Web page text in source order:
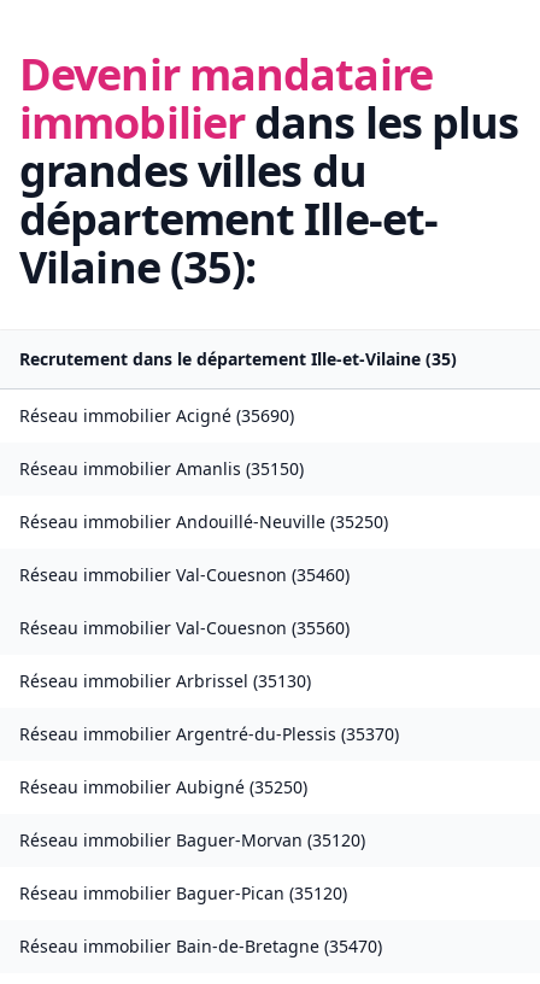
Devenir mandataire
immobilierdans les plus
grandes villes du
départementIlle-et-
Vilaine(35):
Recrutement dans le département Ille-et-Vilaine (35)
Réseau immobilier Acigné (35690)
Réseau immobilier Amanlis (35150)
Réseau immobilier Andouillé-Neuville (35250)
Réseau immobilier Val-Couesnon (35460)
Réseau immobilier Val-Couesnon (35560)
Réseau immobilier Arbrissel (35130)
Réseau immobilier Argentré-du-Plessis (35370)
Réseau immobilier Aubigné (35250)
Réseau immobilier Baguer-Morvan (35120)
Réseau immobilier Baguer-Pican (35120)
Réseau immobilier Bain-de-Bretagne (35470)